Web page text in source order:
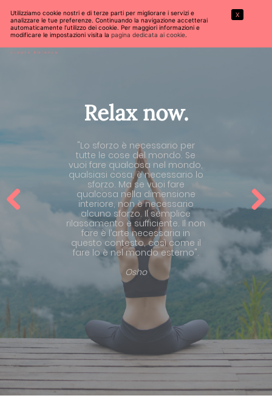
Relax now.
"Lo sforzo è necessario per
tutte le cose del mondo. Se
vuoi fare qualcosa nel mondo,
qualsiasi cosa, è necessario lo
sforzo. Ma se vuoi fare
qualcosa nella dimensione
interiore, non è necessario
alcuno sforzo. Il semplice
rilassamento è sufficiente. Il non
fare è l’arte necessaria in
questo contesto, così come il
fare lo è nel mondo esterno".
Osho
Utilizziamo cookie nostri e di terze parti per migliorare i servizi e
analizzare le tue preferenze. Continuando la navigazione accetterai
automaticamente l’utilizzo dei cookie. Per maggiori informazioni e
modificare le impostazioni visita lapagina dedicata ai cookie.
X